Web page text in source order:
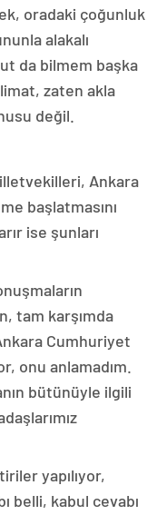
oradaki çoğunluk
alakalı
da bilmem başka
zaten akla
değil.
Ankara
başlatmasını
ise şunları
tam karşımda
Cumhuriyet
onu anlamadım.
bütünüyle ilgili
yapılıyor,
belli, kabul cevabı